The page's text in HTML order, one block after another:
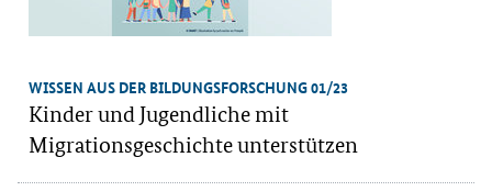
WISSEN AUS DER BILDUNGSFORSCHUNG 01/23
Kinder und Jugendliche mit
Migrationsgeschichte unterstützen